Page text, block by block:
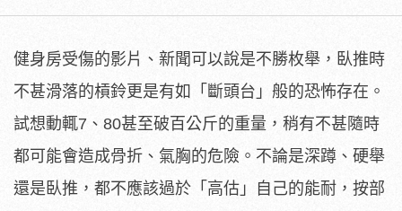
健身房受傷的影片、新聞可以說是不勝枚舉，臥推時
不甚滑落的槓鈴更是有如「斷頭台」般的恐怖存在。
試想動輒7、80甚至破百公斤的重量，稍有不甚隨時
都可能會造成骨折、氣胸的危險。不論是深蹲、硬舉
還是臥推，都不應該過於「高估」自己的能耐，按部